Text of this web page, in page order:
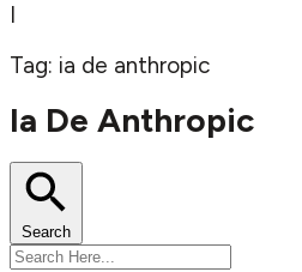
I
Tag: ia de anthropic
Ia De Anthropic
Search